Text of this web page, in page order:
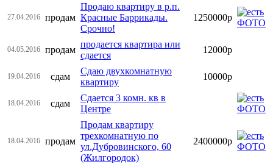
27.04.2016 продам
Продаю квартиру в р.п.
Красные Баррикады.
Срочно!
1250000р
04.05.2016 продам
продается квартира или
сдается
12000р
19.04.2016 сдам
Сдаю двухкомнатную
квартиру
10000р
18.04.2016 сдам
Сдается 3 комн. кв в
Центре
18.04.2016 продам
Продам квартиру
трехкомнатную по
ул.Дубровинского, 60
(Жилгородок)
2400000р